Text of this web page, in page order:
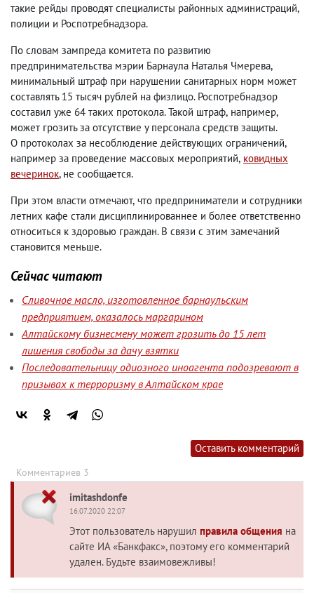
такие рейды проводят специалисты районных администраций,
полиции и Роспотребнадзора.
По словам зампреда комитета по развитию
предпринимательства мэрии Барнаула Наталья Чмерева,
минимальный штраф при нарушении санитарных норм может
составлять 15 тысяч рублей на физлицо. Роспотребнадзор
составил уже 64 таких протокола. Такой штраф, например,
может грозить за отсутствие у персонала средств защиты.
О протоколах за несоблюдение действующих ограничений,
например за проведение массовых мероприятий, ковидных
вечеринок, не сообщается.
При этом власти отмечают, что предприниматели и сотрудники
летних кафе стали дисциплинированнее и более ответственно
относиться к здоровью граждан. В связи с этим замечаний
становится меньше.
Сейчас читают
Сливочное масло, изготовленное барнаульским
предприятием, оказалось маргарином
Алтайскому бизнесмену может грозить до 15 лет
лишения свободы за дачу взятки
Последовательницу одиозного иноагента подозревают в
призывах к терроризму в Алтайском крае
Оставить комментарий
Комментариев 3
imitashdonfe
16.07.2020 22:07
Этот пользователь нарушил правила общения на
сайте ИА «Банкфакс», поэтому его комментарий
удален. Будьте взаимовежливы!